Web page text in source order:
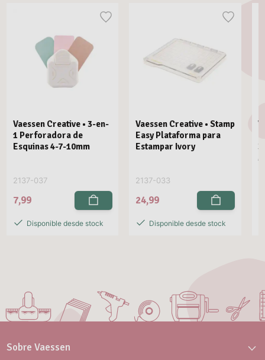
Vaessen Creative • 3-en-
1 Perforadora de
Esquinas 4-7-10mm
2137-037
7,99
Disponible desde stock
Vaessen Creative • Stamp
Easy Plataforma para
Estampar Ivory
2137-033
24,99
Disponible desde stock
Sobre Vaessen